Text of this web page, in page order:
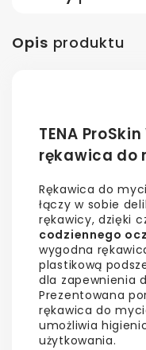
Opis produktu
TENA
rękawica do
Rękawica do
łączy w sobie
rękawicy, dzięki
codziennego
wygodna
plastikową
dla zapewnienia
Prezentowana
rękawica do
umożliwia
użytkowania.